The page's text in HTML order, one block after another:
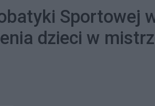
Sportowej
dzieci w